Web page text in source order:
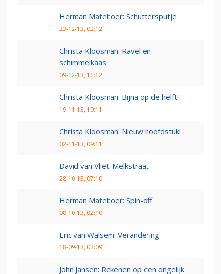
Herman Mateboer: Schuttersputje
23-12-13, 02:12
Christa Kloosman: Ravel en
schimmelkaas
09-12-13, 11:12
Christa Kloosman: Bijna op de helft!
19-11-13, 10:11
Christa Kloosman: Nieuw hoofdstuk!
02-11-13, 09:11
David van Vliet: Melkstraat
28-10-13, 07:10
Herman Mateboer: Spin-off
08-10-13, 02:10
Eric van Walsem: Verandering
18-09-13, 02:09
John Jansen: Rekenen op een ongelijk